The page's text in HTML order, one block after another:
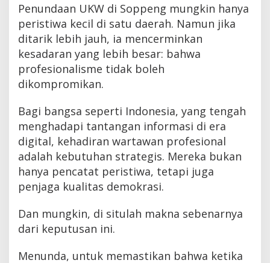
Penundaan UKW di Soppeng mungkin hanya
peristiwa kecil di satu daerah. Namun jika
ditarik lebih jauh, ia mencerminkan
kesadaran yang lebih besar: bahwa
profesionalisme tidak boleh
dikompromikan.
Bagi bangsa seperti Indonesia, yang tengah
menghadapi tantangan informasi di era
digital, kehadiran wartawan profesional
adalah kebutuhan strategis. Mereka bukan
hanya pencatat peristiwa, tetapi juga
penjaga kualitas demokrasi.
Dan mungkin, di situlah makna sebenarnya
dari keputusan ini.
Menunda, untuk memastikan bahwa ketika